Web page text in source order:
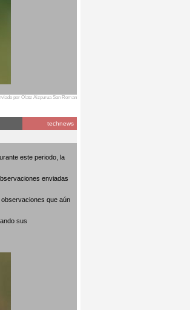
por Olatz Aizpurua San Roman
technews
este periodo, la
enviadas
que aún
sus